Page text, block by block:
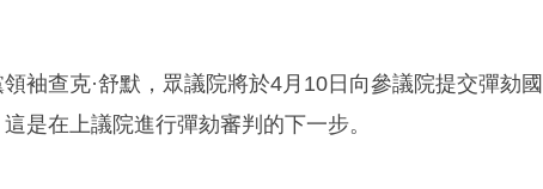
袖查克·舒默，眾議院將於4月10日向參議院提交彈劾國
是在上議院進行彈劾審判的下一步。